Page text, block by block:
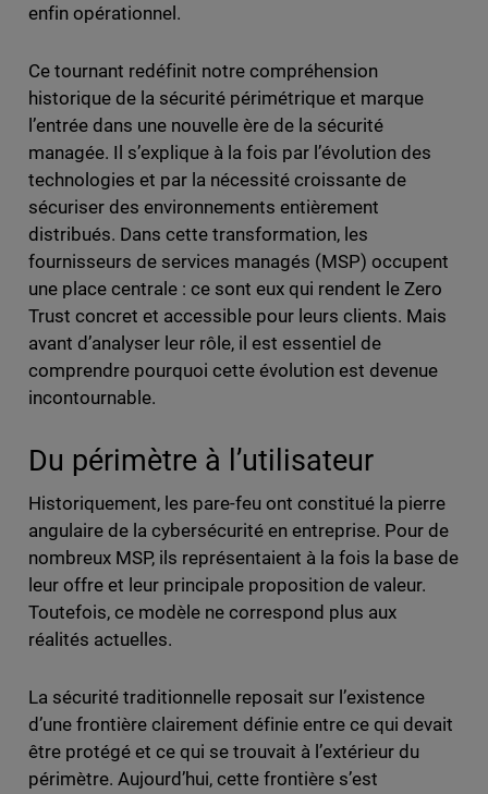
enfin opérationnel.
Ce tournant redéfinit notre compréhension
historique de la sécurité périmétrique et marque
l’entrée dans une nouvelle ère de la sécurité
managée. Il s’explique à la fois par l’évolution des
technologies et par la nécessité croissante de
sécuriser des environnements entièrement
distribués. Dans cette transformation, les
fournisseurs de services managés (MSP) occupent
une place centrale : ce sont eux qui rendent le Zero
Trust concret et accessible pour leurs clients. Mais
avant d’analyser leur rôle, il est essentiel de
comprendre pourquoi cette évolution est devenue
incontournable.
Du périmètre à l’utilisateur
Historiquement, les pare-feu ont constitué la pierre
angulaire de la cybersécurité en entreprise. Pour de
nombreux MSP, ils représentaient à la fois la base de
leur offre et leur principale proposition de valeur.
Toutefois, ce modèle ne correspond plus aux
réalités actuelles.
La sécurité traditionnelle reposait sur l’existence
d’une frontière clairement définie entre ce qui devait
être protégé et ce qui se trouvait à l’extérieur du
périmètre. Aujourd’hui, cette frontière s’est